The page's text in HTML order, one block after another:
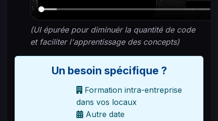
(UI épurée pour diminuér la quantité de code
et faciliter l'apprentissage des concepts)
Un besoin spécifique ?
Formation intra-entreprise
dans vos locaux
Autre date